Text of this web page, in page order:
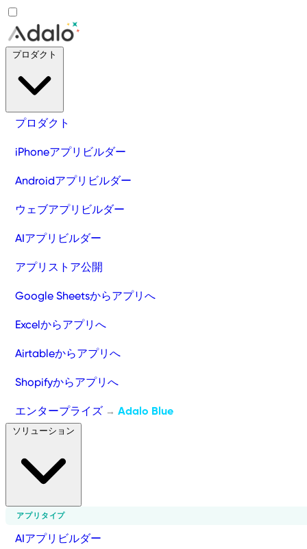
プロダクト
iPhoneアプリビルダー
Androidアプリビルダー
ウェブアプリビルダー
AIアプリビルダー
アプリストア公開
Google Sheetsからアプリへ
Excelからアプリへ
Airtableからアプリへ
Shopifyからアプリへ
エンタープライズ → Adalo Blue
アプリタイプ
AIアプリビルダー